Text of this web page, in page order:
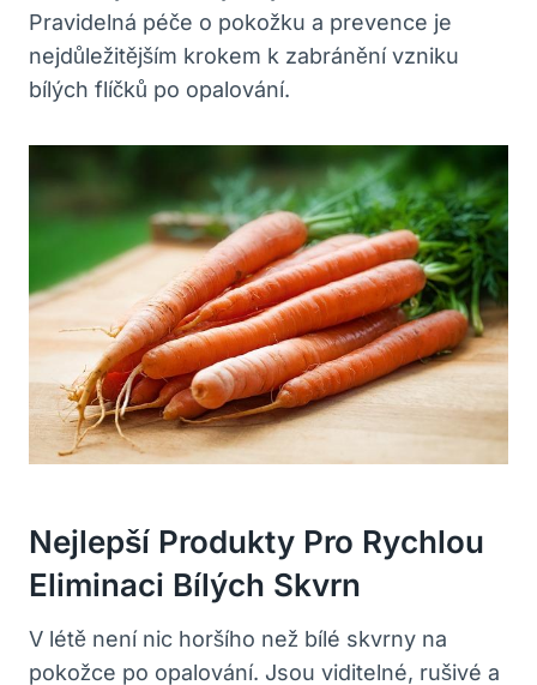
Pravidelná péče o pokožku a prevence je
nejdůležitějším krokem k⁣ zabránění vzniku
bílých flíčků po opalování.
Nejlepší⁤ Produkty Pro Rychlou
Eliminaci Bílých Skvrn
V ⁢létě není nic horšího než ⁣bílé skvrny na
pokožce po opalování. Jsou viditelné, rušivé a